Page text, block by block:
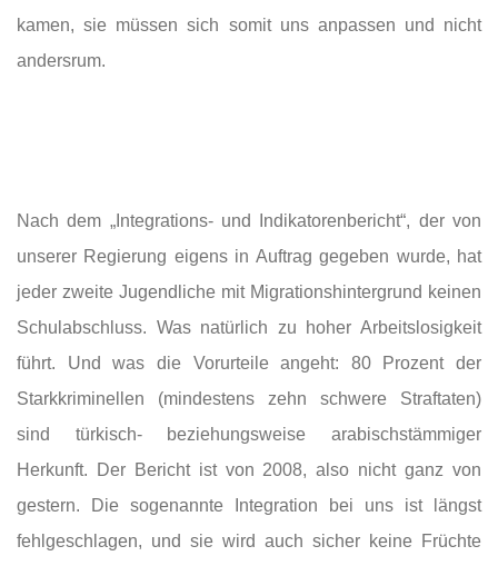
kamen, sie müssen sich somit uns anpassen und nicht
andersrum.
Nach dem „Integrations- und Indikatorenbericht“, der von
unserer Regierung eigens in Auftrag gegeben wurde, hat
jeder zweite Jugendliche mit Migrationshintergrund keinen
Schulabschluss. Was natürlich zu hoher Arbeitslosigkeit
führt. Und was die Vorurteile angeht: 80 Prozent der
Starkkriminellen (mindestens zehn schwere Straftaten)
sind türkisch- beziehungsweise arabischstämmiger
Herkunft. Der Bericht ist von 2008, also nicht ganz von
gestern. Die sogenannte Integration bei uns ist längst
fehlgeschlagen, und sie wird auch sicher keine Früchte